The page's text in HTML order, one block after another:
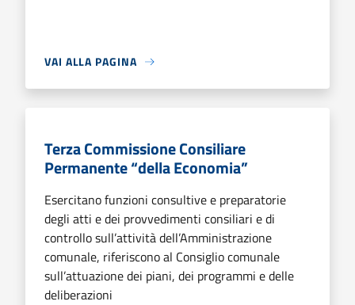
VAI ALLA PAGINA
Terza Commissione Consiliare
Permanente “della Economia”
Esercitano funzioni consultive e preparatorie
degli atti e dei provvedimenti consiliari e di
controllo sull’attività dell’Amministrazione
comunale, riferiscono al Consiglio comunale
sull’attuazione dei piani, dei programmi e delle
deliberazioni